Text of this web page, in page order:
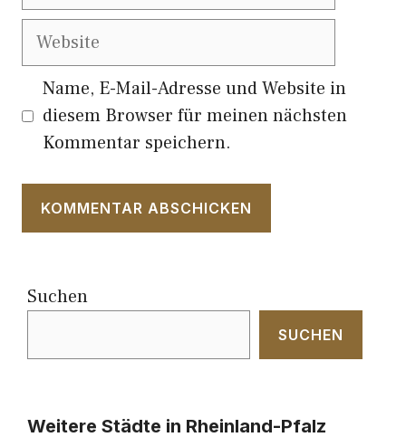
Website
Name, E-Mail-Adresse und Website in
diesem Browser für meinen nächsten
Kommentar speichern.
Suchen
SUCHEN
Weitere Städte in Rheinland-Pfalz